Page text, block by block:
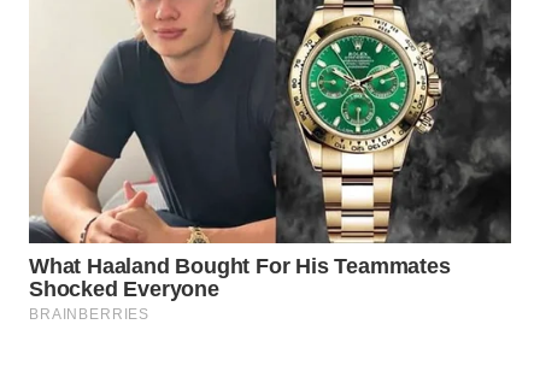
MANDALIKA
WN
LIKUPANG
WN
LABUANBAJO
WN
BORNEO